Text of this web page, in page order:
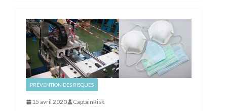
PRÉVENTION DES RISQUES
15 avril 2020 CaptainRisk